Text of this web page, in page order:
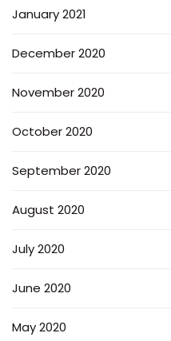
January 2021
December 2020
November 2020
October 2020
September 2020
August 2020
July 2020
June 2020
May 2020